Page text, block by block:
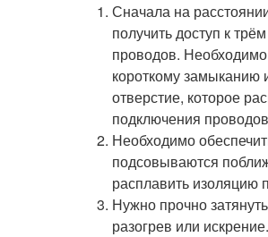
Сначала на
получить доступ к
проводов.
короткому замыканию
отверстие, которое
подключения
Необходимо
подсовываются
расплавить изоляцию
Нужно прочно
разогрев или искрение.